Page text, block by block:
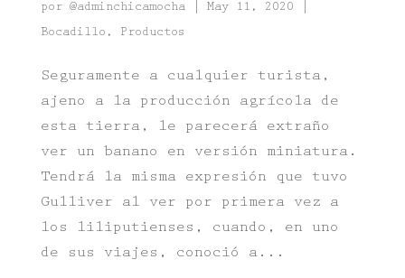
por @adminchicamocha| May 11, 2020
Bocadillo , Productos
Seguramente a cualquier turista,
ajeno a la producción agrícola de
esta tierra, le parecerá extraño
ver un banano en versión miniatura.
Tendrá la misma expresión que tuvo
Gulliver al ver por primera vez a
los liliputienses, cuando, en uno
de sus viajes, conoció a...